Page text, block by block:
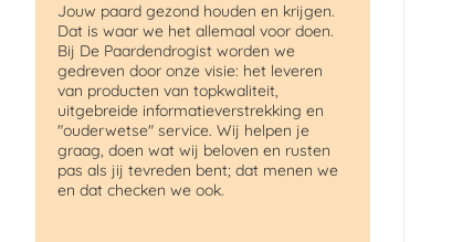
Jouw paard gezond houden en krijgen.
Dat is waar we het allemaal voor doen.
Bij De Paardendrogist worden we
gedreven door onze visie: het leveren
van producten van topkwaliteit,
uitgebreide informatieverstrekking en
"ouderwetse" service. Wij helpen je
graag, doen wat wij beloven en rusten
pas als jij tevreden bent; dat menen we
en dat checken we ook.